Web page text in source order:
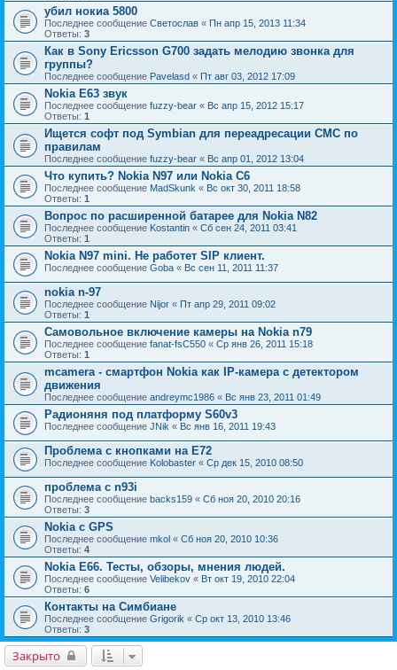
убил нокиа 5800
Последнее сообщение Светослав « Пн апр 15, 2013 11:34
Ответы: 3
Как в Sony Ericsson G700 задать мелодию звонка для
группы?
Последнее сообщение Pavelasd « Пт авг 03, 2012 17:09
Nokia E63 звук
Последнее сообщение fuzzy-bear « Вс апр 15, 2012 15:17
Ответы: 1
Ищется софт под Symbian для переадресации СМС по
правилам
Последнее сообщение fuzzy-bear « Вс апр 01, 2012 13:04
Что купить? Nokia N97 или Nokia C6
Последнее сообщение MadSkunk « Вс окт 30, 2011 18:58
Ответы: 1
Вопрос по расширенной батарее для Nokia N82
Последнее сообщение Kostantin « Сб сен 24, 2011 03:41
Ответы: 1
Nokia N97 mini. Не работет SIP клиент.
Последнее сообщение Goba « Вс сен 11, 2011 11:37
nokia n-97
Последнее сообщение Nijor « Пт апр 29, 2011 09:02
Ответы: 1
Самовольное включение камеры на Nokia n79
Последнее сообщение fanat-fsC550 « Ср янв 26, 2011 15:18
Ответы: 1
mcamera - смартфон Nokia как IP-камера с детектором
движения
Последнее сообщение andreymc1986 « Вс янв 23, 2011 01:49
Радионяня под платформу S60v3
Последнее сообщение JNik « Вс янв 16, 2011 19:43
Проблема с кнопками на Е72
Последнее сообщение Kolobaster « Ср дек 15, 2010 08:50
проблема с n93i
Последнее сообщение backs159 « Сб ноя 20, 2010 20:16
Ответы: 3
Nokia с GPS
Последнее сообщение mkol « Сб ноя 20, 2010 10:36
Ответы: 4
Nokia E66. Тесты, обзоры, мнения людей.
Последнее сообщение Velibekov « Вт окт 19, 2010 22:04
Ответы: 6
Контакты на Симбиане
Последнее сообщение Grigorik « Ср окт 13, 2010 13:46
Ответы: 3
Закрыто